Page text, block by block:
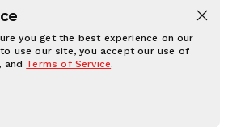
you get the best experience on our
use our site, you accept our use of
and Terms of Service.
ะวัติศาสตร์ท้องถิ่น
CHAN1 PLAY
2025, All rights reserved.